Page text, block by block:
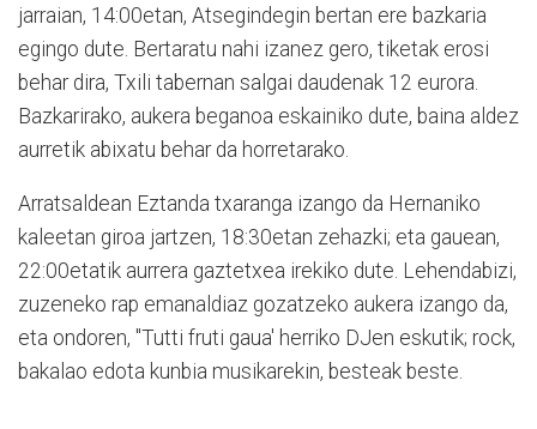
jarraian, 14:00etan, Atsegindegin bertan ere bazkaria
egingo dute. Bertaratu nahi izanez gero, tiketak erosi
behar dira, Txili tabernan salgai daudenak 12 eurora.
Bazkarirako, aukera beganoa eskainiko dute, baina aldez
aurretik abixatu behar da horretarako.
Arratsaldean Eztanda txaranga izango da Hernaniko
kaleetan giroa jartzen, 18:30etan zehazki; eta gauean,
22:00etatik aurrera gaztetxea irekiko dute. Lehendabizi,
zuzeneko rap emanaldiaz gozatzeko aukera izango da,
eta ondoren, ''Tutti fruti gaua' herriko DJen eskutik; rock,
bakalao edota kunbia musikarekin, besteak beste.